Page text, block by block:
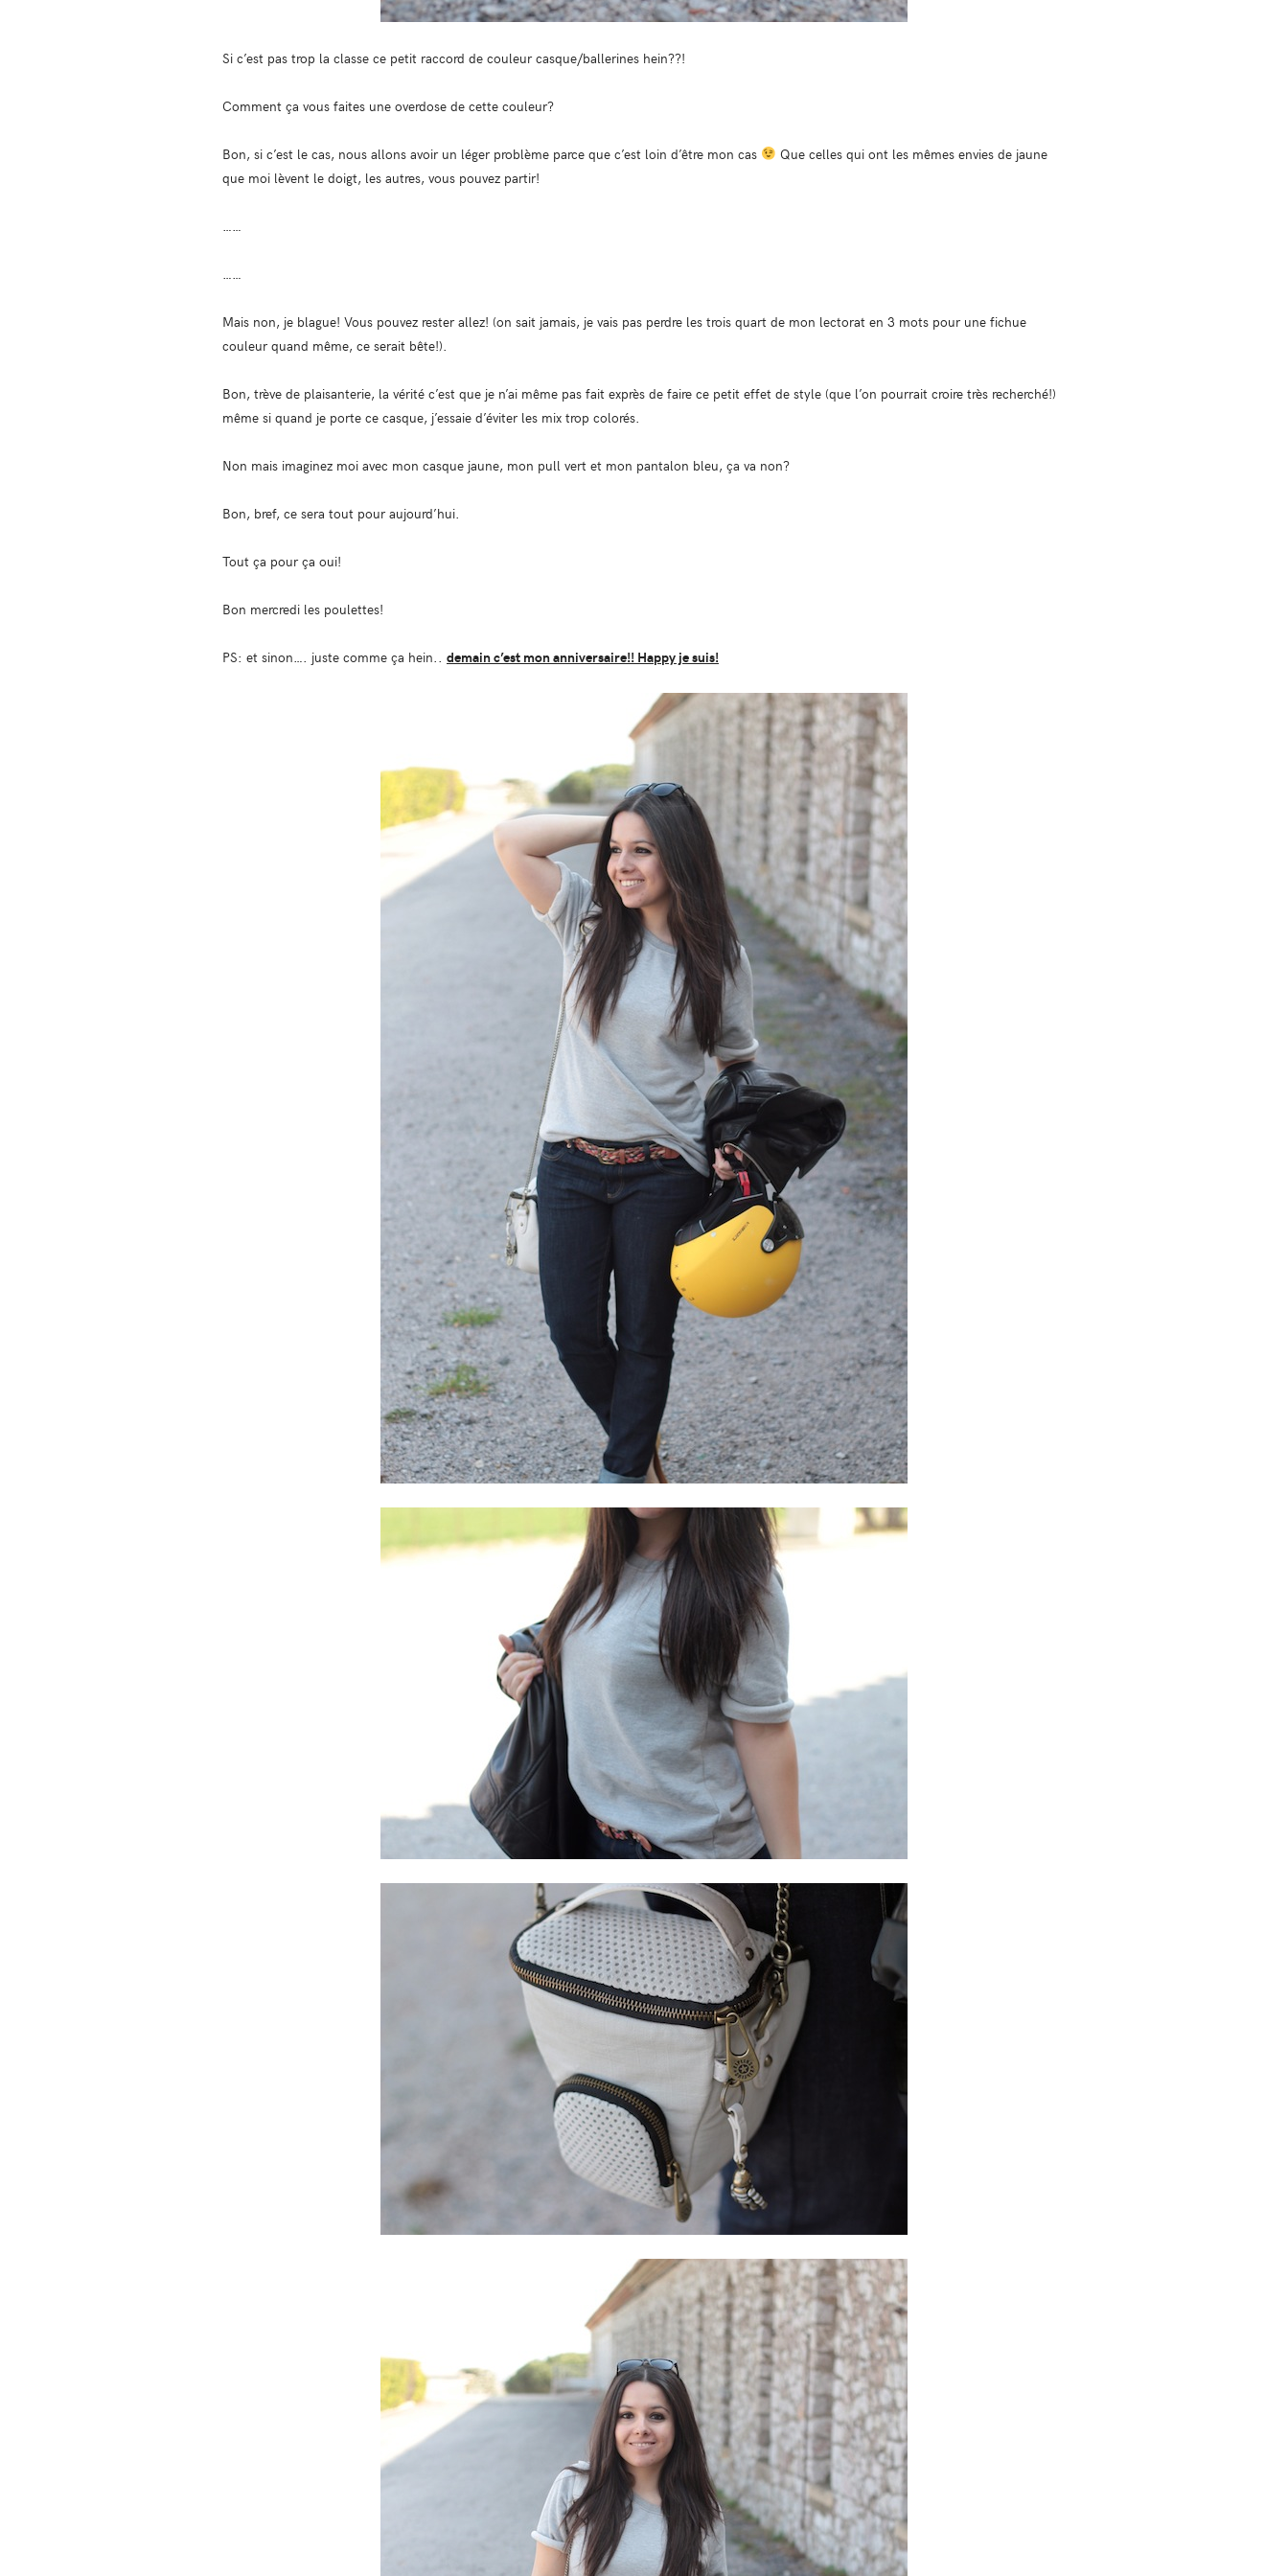
Si c’est pas trop la classe ce petit raccord de couleur casque/ballerines hein??!
Comment ça vous faites une overdose de cette couleur?
Bon, si c’est le cas, nous allons avoir un léger problème parce que c’est loin d’être mon cas
Que celles qui ont les mêmes envies de jaune
que moi lèvent le doigt, les autres, vous pouvez partir!
……
……
Mais non, je blague! Vous pouvez rester allez! (on sait jamais, je vais pas perdre les trois quart de mon lectorat en 3 mots pour une fichue
couleur quand même, ce serait bête!).
Bon, trève de plaisanterie, la vérité c’est que je n’ai même pas fait exprès de faire ce petit effet de style (que l’on pourrait croire très recherché!)
même si quand je porte ce casque, j’essaie d’éviter les mix trop colorés.
Non mais imaginez moi avec mon casque jaune, mon pull vert et mon pantalon bleu, ça va non?
Bon, bref, ce sera tout pour aujourd’hui.
Tout ça pour ça oui!
Bon mercredi les poulettes!
PS: et sinon…. juste comme ça hein.. demain c’est mon anniversaire!! Happy je suis!